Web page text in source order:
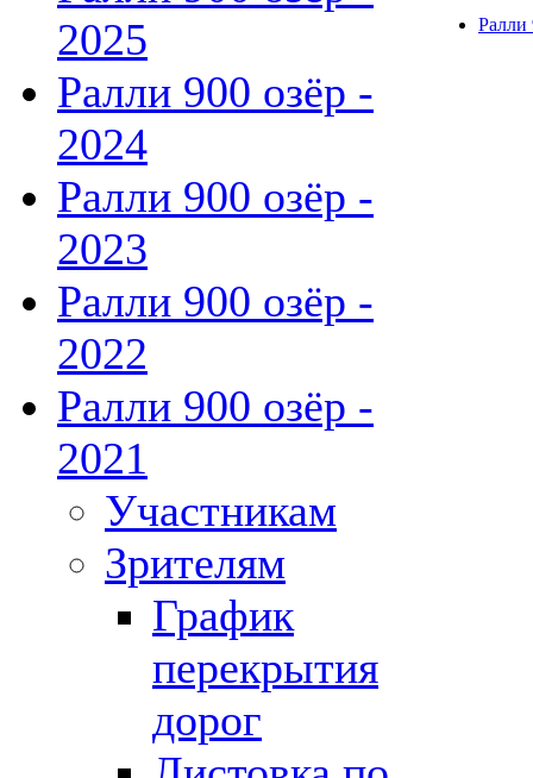
2025
Ралли 900 озёр -
2024
Ралли 900 озёр -
2023
Ралли 900 озёр -
2022
Ралли 900 озёр -
2021
Участникам
Зрителям
График
перекрытия
дорог
Ралли